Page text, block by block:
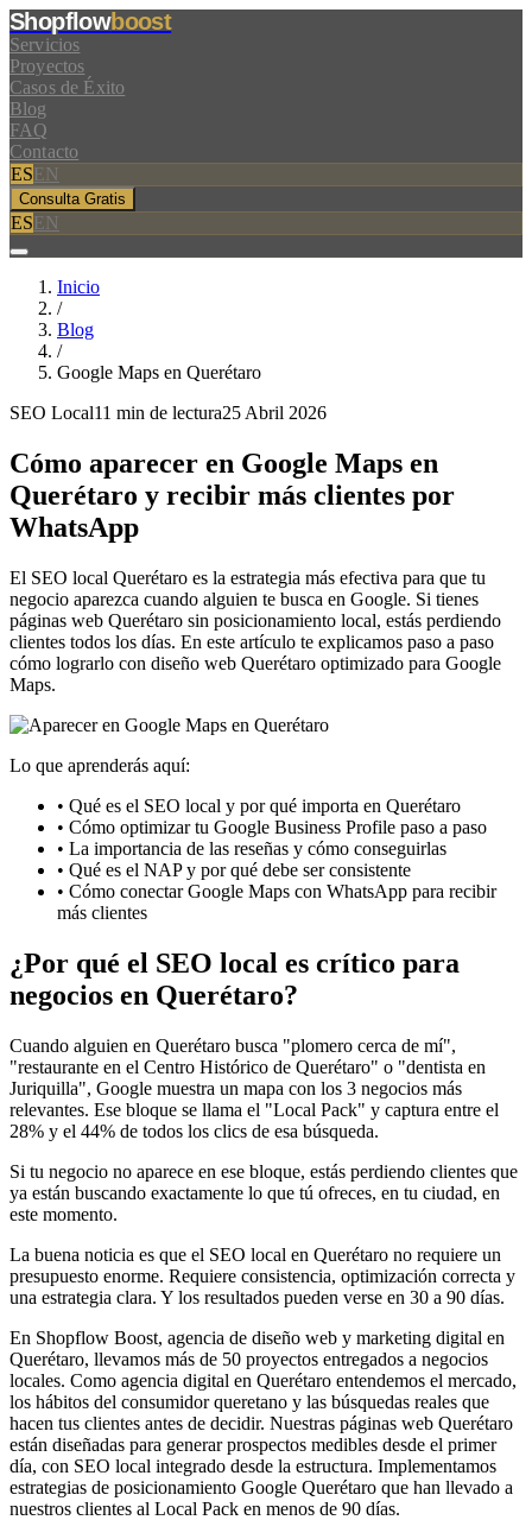
Shopflowboost
Servicios
Proyectos
Casos de Éxito
Blog
FAQ
Contacto
ESEN
Consulta Gratis
ESEN
Inicio
/
Blog
/
Google Maps en Querétaro
SEO Local11 min de lectura25 Abril 2026
Cómo aparecer en Google Maps en
Querétaro y recibir más clientes por
WhatsApp
El SEO local Querétaro es la estrategia más efectiva para que tu
negocio aparezca cuando alguien te busca en Google. Si tienes
páginas web Querétaro sin posicionamiento local, estás perdiendo
clientes todos los días. En este artículo te explicamos paso a paso
cómo lograrlo con diseño web Querétaro optimizado para Google
Maps.
Lo que aprenderás aquí:
• Qué es el SEO local y por qué importa en Querétaro
• Cómo optimizar tu Google Business Profile paso a paso
• La importancia de las reseñas y cómo conseguirlas
• Qué es el NAP y por qué debe ser consistente
• Cómo conectar Google Maps con WhatsApp para recibir
más clientes
¿Por qué el SEO local es crítico para
negocios en Querétaro?
Cuando alguien en Querétaro busca "plomero cerca de mí",
"restaurante en el Centro Histórico de Querétaro" o "dentista en
Juriquilla", Google muestra un mapa con los 3 negocios más
relevantes. Ese bloque se llama el "Local Pack" y captura entre el
28% y el 44% de todos los clics de esa búsqueda.
Si tu negocio no aparece en ese bloque, estás perdiendo clientes que
ya están buscando exactamente lo que tú ofreces, en tu ciudad, en
este momento.
La buena noticia es que el SEO local en Querétaro no requiere un
presupuesto enorme. Requiere consistencia, optimización correcta y
una estrategia clara. Y los resultados pueden verse en 30 a 90 días.
En Shopflow Boost, agencia de diseño web y marketing digital en
Querétaro, llevamos más de 50 proyectos entregados a negocios
locales. Como agencia digital en Querétaro entendemos el mercado,
los hábitos del consumidor queretano y las búsquedas reales que
hacen tus clientes antes de decidir. Nuestras páginas web Querétaro
están diseñadas para generar prospectos medibles desde el primer
día, con SEO local integrado desde la estructura. Implementamos
estrategias de posicionamiento Google Querétaro que han llevado a
nuestros clientes al Local Pack en menos de 90 días.